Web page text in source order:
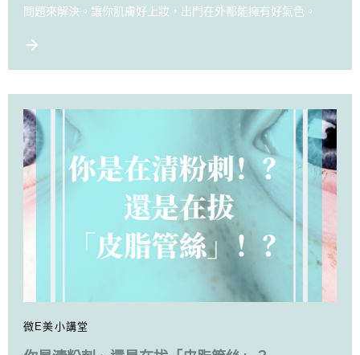
問題來解決。讓你肌膚好上妝，出門在外都能擁有好氣色。
微E美小講堂